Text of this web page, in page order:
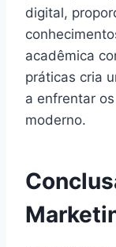
digital,
acadêmica
práticas cria
a enfrentar
moderno.